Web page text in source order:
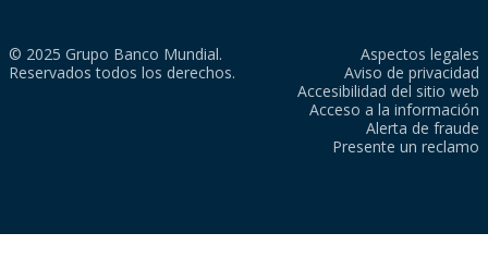
© 2025 Grupo Banco Mundial.
Reservados todos los derechos.
Aspectos legales
Aviso de privacidad
Accesibilidad del sitio web
Acceso a la información
Alerta de fraude
Presente un reclamo